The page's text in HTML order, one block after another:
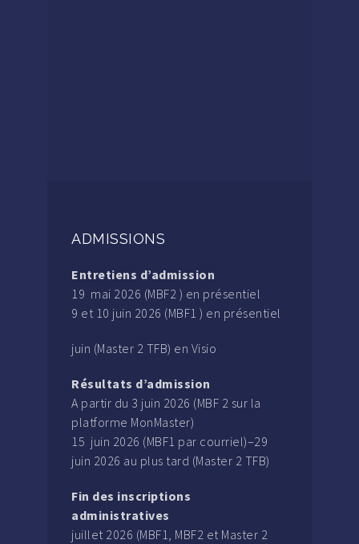
ADMISSIONS
Entretiens d’admission
19 mai 2026 (MBF2 ) en présentiel
9 et 10 juin 2026 (MBF1 ) en présentiel
juin (Master 2 TFB) en Visio
Résultats d’admission
A partir du 3 juin 2026 (MBF 2 sur la
platforme MonMaster)
15 juin 2026 (MBF1 par courriel)–29
juin 2026 au plus tard (Master 2 TFB)
Fin des inscriptions
administratives
juillet 2026 (MBF1, MBF2 et Master 2